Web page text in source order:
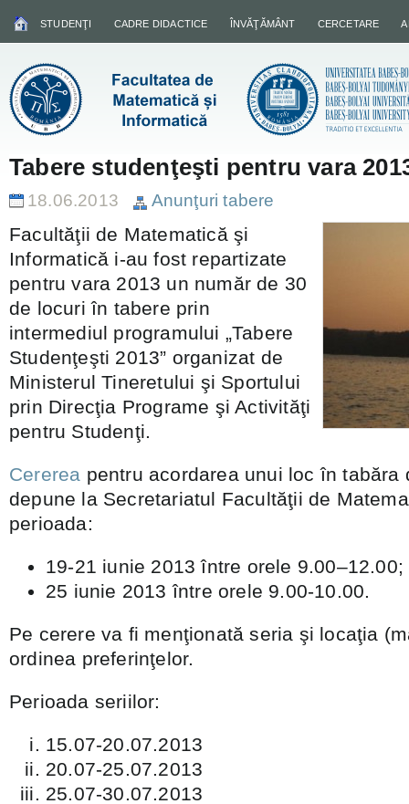
STUDENŢI CADRE DIDACTICE ÎNVĂŢĂMÂNT CERCETARE
Tabere studenţeşti pentru vara
18.06.2013 Anunţuri tabere
Facultăţii de Matematică şi
Informatică i-au fost repartizate
pentru vara 2013 un număr de 30
de locuri în tabere prin
intermediul programului „Tabere
Studenţeşti 2013” organizat de
Ministerul Tineretului şi Sportului
prin Direcţia Programe şi Activităţi
pentru Studenţi.
Cererea pentru acordarea unui loc în tabăra
depune la Secretariatul Facultăţii de
perioada:
19-21 iunie 2013 între orele 9.00–12.00;
25 iunie 2013 între orele 9.00-10.00.
Pe cerere va fi menţionată seria şi locaţia
ordinea preferinţelor.
Perioada seriilor:
15.07-20.07.2013
20.07-25.07.2013
25.07-30.07.2013